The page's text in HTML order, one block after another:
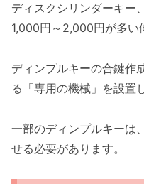
ディスクシリンダーキー
1,000円～2,000円が多い
ディンプルキーの合鍵作
る「専用の機械」を設置
一部のディンプルキーは
せる必要があります。